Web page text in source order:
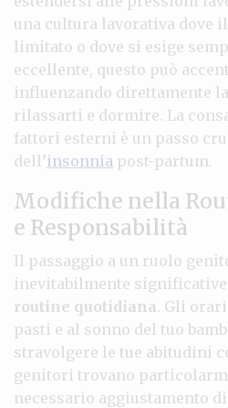
una cultura lavorativa dove
limitato o dove si esige
eccellente, questo può
influenzando direttamente
rilassarti e dormire. La
fattori esterni è un passo
dell’insonnia post-partum.
Modifiche nella
e Responsabilità
Il passaggio a un ruolo
inevitabilmente significative
routine quotidiana. Gli
pasti e al sonno del tuo
stravolgere le tue abitudini
genitori trovano
necessario aggiustamento